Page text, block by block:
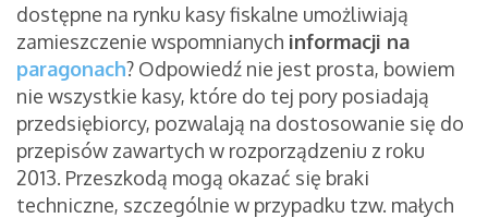
dostępne na rynku kasy fiskalne umożliwiają
zamieszczenie wspomnianych informacji na
paragonach? Odpowiedź nie jest prosta, bowiem
nie wszystkie kasy, które do tej pory posiadają
przedsiębiorcy, pozwalają na dostosowanie się do
przepisów zawartych w rozporządzeniu z roku
2013. Przeszkodą mogą okazać się braki
techniczne, szczególnie w przypadku tzw. małych